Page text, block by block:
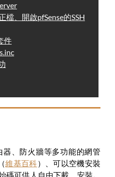
檔、開啟pfSense的SSH
件
器、防火牆等多功能的網管
（維基百科）、可以空機安裝
碼可供人自由下載、安裝。